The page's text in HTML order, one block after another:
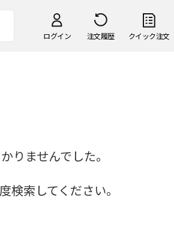
ログイン 注文履歴 クイック注文
りませんでした。
検索してください。